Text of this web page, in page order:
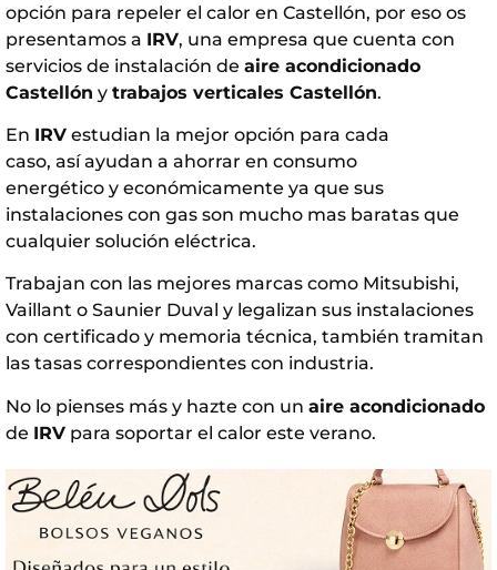
opción para repeler el calor en Castellón, por eso os
presentamos a IRV, una empresa que cuenta con
servicios de instalación de aire acondicionado
Castellón y trabajos verticales Castellón.
En IRV estudian la mejor opción para cada
caso, así ayudan a ahorrar en consumo
energético y económicamente ya que sus
instalaciones con gas son mucho mas baratas que
cualquier solución eléctrica.
Trabajan con las mejores marcas como Mitsubishi,
Vaillant o Saunier Duval y legalizan sus instalaciones
con certificado y memoria técnica, también tramitan
las tasas correspondientes con industria.
No lo pienses más y hazte con un aire acondicionado
de IRV para soportar el calor este verano.